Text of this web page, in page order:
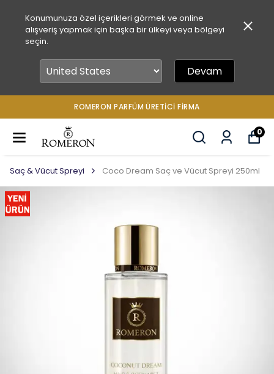
Konumunuza özel içerikleri görmek ve online
alışveriş yapmak için başka bir ülkeyi veya bölgeyi
seçin.
Devam
ROMERON PARFÜM ÜRETICI FIRMA
0
Saç & Vücut Spreyi Coco Dream Saç ve Vücut Spreyi 250ml